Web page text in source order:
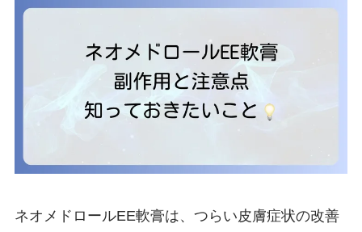
ネオメドロールEE軟膏は、つらい皮膚症状の改善